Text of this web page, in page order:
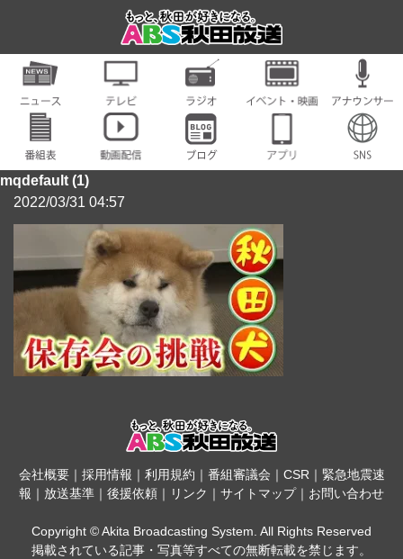
mqdefault (1)
2022/03/31 04:57
会社概要｜ 採用情報 ｜ 利用規約 ｜ 番組審議会 ｜ CSR｜ 緊急地震速
報 ｜ 放送基準 ｜ 後援依頼 ｜ リンク ｜ サイトマップ｜ お問い合わせ
Copyright © Akita Broadcasting System. All Rights Reserved
掲載されている記事・写真等すべての無断転載を禁じます。